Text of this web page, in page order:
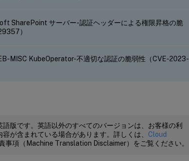
SharePoint サーバー-認証ヘッダーによる権限昇格の脆
）
MISC KubeOperator-不適切な認証の脆弱性（CVE-2023-
版です。英語以外のすべてのバージョンは、お客様の利
が含まれている場合があります。詳しくは、 Cloud
事項（Machine Translation Disclaimer）をご覧ください。